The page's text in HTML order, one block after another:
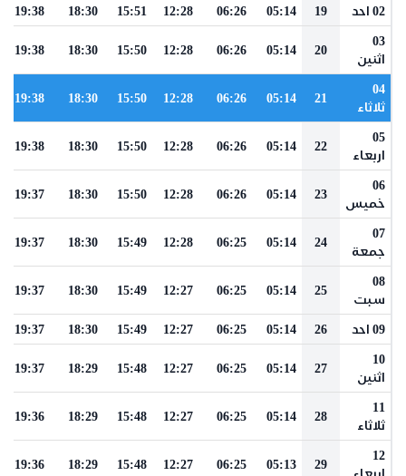
02 احد 19
05:14
06:26
12:28
15:51
18:30
19:38
03
اثنين
20
05:14
06:26
12:28
15:50
18:30
19:38
04
ثلاثاء
21
05:14
06:26
12:28
15:50
18:30
19:38
05
اربعاء
22
05:14
06:26
12:28
15:50
18:30
19:38
06
خميس
23
05:14
06:26
12:28
15:50
18:30
19:37
07
جمعة
24
05:14
06:25
12:28
15:49
18:30
19:37
08
سبت
25
05:14
06:25
12:27
15:49
18:30
19:37
09 احد 26
05:14
06:25
12:27
15:49
18:30
19:37
10
اثنين
27
05:14
06:25
12:27
15:48
18:29
19:37
11
ثلاثاء
28
05:14
06:25
12:27
15:48
18:29
19:36
12
اربعاء
29
05:13
06:25
12:27
15:48
18:29
19:36